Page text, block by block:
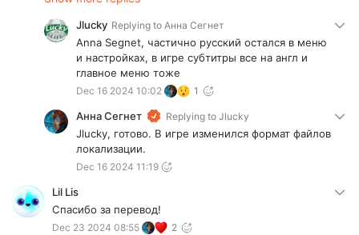
Jlucky Replying to Анна Сегнет
Anna Segnet, частично русский остался в меню
и настройках, в игре субтитры все на англ и
главное меню тоже
Dec 16 2024 10:02 1
Анна Сегнет Replying to Jlucky
Jlucky, готово. В игре изменился формат файлов
локализации.
Dec 16 2024 11:19
Lil Lis
Спасибо за перевод!
Dec 23 2024 08:55 2